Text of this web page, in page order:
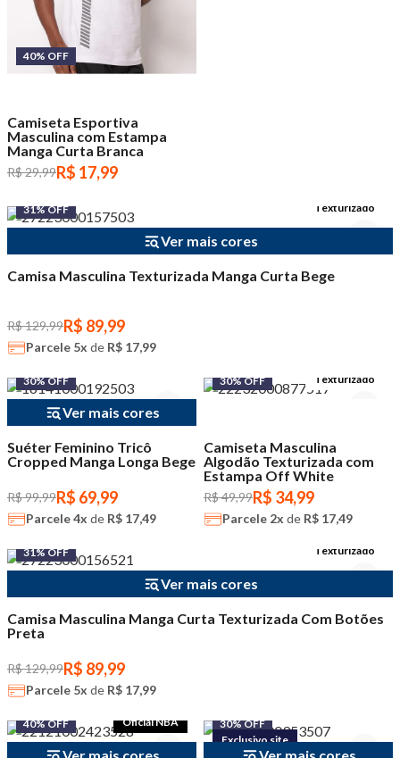
40% OFF
Camiseta Esportiva
Masculina com Estampa
Manga Curta Branca
R$ 29,99R$ 17,99
31% OFF Texturizado
Ver mais cores
Camisa Masculina Texturizada Manga Curta Bege
R$ 129,99R$ 89,99
Parcele 5x de R$ 17,99
30% OFF
Ver mais cores
Suéter Feminino Tricô
Cropped Manga Longa Bege
R$ 99,99R$ 69,99
Parcele4x de R$ 17,49
30% OFF Texturizado
Camiseta Masculina
Algodão Texturizada com
Estampa Off White
R$ 49,99R$ 34,99
Parcele 2x de R$ 17,49
31% OFF Texturizado
Ver mais cores
Camisa Masculina Manga Curta Texturizada Com Botões
Preta
R$ 129,99R$ 89,99
Parcele 5x de R$ 17,99
40% OFF Oficial NBA
30% OFF
Exclusivo site